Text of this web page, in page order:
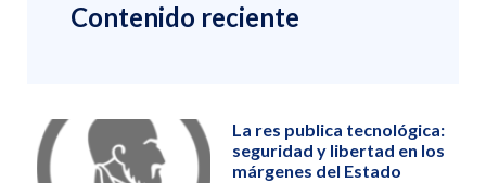
Contenido reciente
La res publica tecnológica:
seguridad y libertad en los
márgenes del Estado